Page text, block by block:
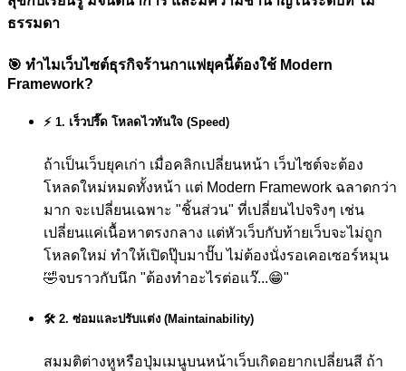
ธรรมดา
🎯 ทำไมเว็บไซต์ธุรกิจร้านกาแฟยุคนี้ต้องใช้ Modern
Framework?
⚡ 1. เร็วปรี๊ด โหลดไวทันใจ (Speed)
ถ้าเป็นเว็บยุคเก่า เมื่อคลิกเปลี่ยนหน้า เว็บไซต์จะต้อง
โหลดใหม่หมดทั้งหน้า แต่ Modern Framework ฉลาดกว่า
มาก จะเปลี่ยนเฉพาะ "ชิ้นส่วน" ที่เปลี่ยนไปจริงๆ เช่น
เปลี่ยนแค่เนื้อหาตรงกลาง แต่หัวเว็บกับท้ายเว็บจะไม่ถูก
โหลดใหม่ ทำให้เปิดปุ๊บมาปั๊บ ไม่ต้องนั่งรอเคอเซอร์หมุน
🤣จบราวกับนึก "ต้องทำอะไรต่อแว๊...😁"
🛠️ 2. ซ่อมและปรับแต่ง (Maintainability)
สมมติต่างหูหรือปุ่มเมนูบนหน้าเว็บเกิดอยากเปลี่ยนสี ถ้า